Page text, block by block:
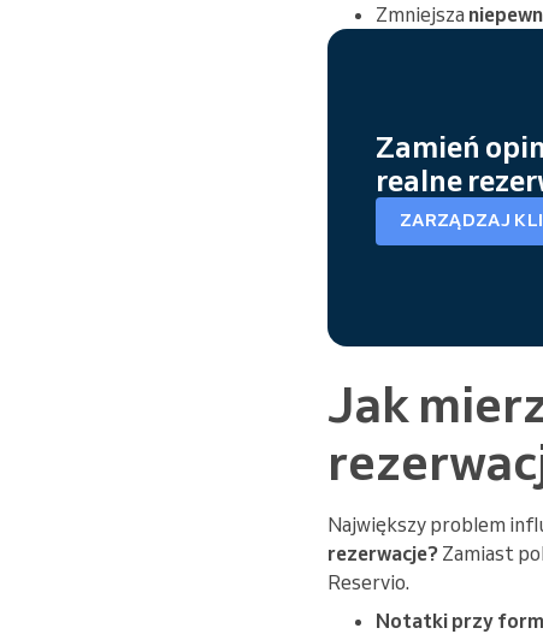
Zmniejsza
Zamień
realne
ZARZĄDZAJ
Jak
Największy problem
rezerwacje? Zamiast
Reservio.
Notatki przy